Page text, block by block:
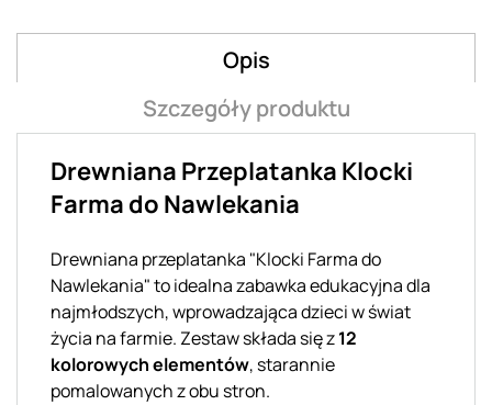
Opis
Szczegóły produktu
Drewniana Przeplatanka Klocki
Farma do Nawlekania
Drewniana przeplatanka "Klocki Farma do
Nawlekania" to idealna zabawka edukacyjna dla
najmłodszych, wprowadzająca dzieci w świat
życia na farmie. Zestaw składa się z12
kolorowych elementów, starannie
pomalowanych z obu stron.